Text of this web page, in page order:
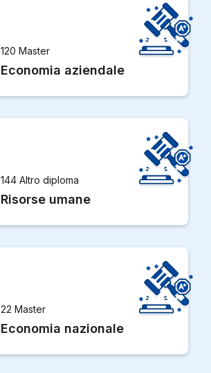
120 Master
Economia aziendale
144 Altro diploma
Risorse umane
22 Master
Economia nazionale